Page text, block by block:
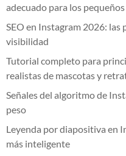
adecuado para los
SEO en Instagram 2026: las
visibilidad
Tutorial completo para
realistas de mascotas y
Señales del algoritmo de
peso
Leyenda por diapositiva en
más inteligente